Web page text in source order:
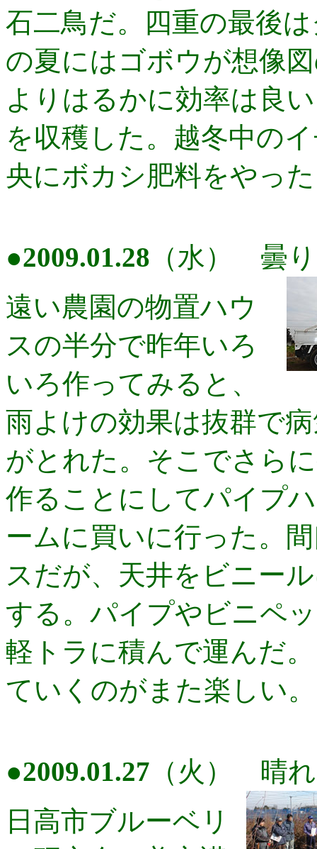
石二鳥だ。四重の最後
の夏にはゴボウが想像
よりはるかに効率は良
を収穫した。越冬中の
央にボカシ肥料をやっ
●2009.01.28 （水） 曇
遠い農園の物置ハウ
スの半分で昨年いろ
いろ作ってみると、
雨よけの効果は抜群で
がとれた。そこでさら
作ることにしてパイプ
ームに買いに行った。
スだが、天井をビニー
する。パイプやビニペ
軽トラに積んで運んだ
ていくのがまた楽しい
●2009.01.27 （火） 晴れ
日高市ブルーベリ